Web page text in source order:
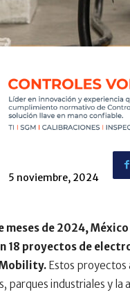
5 noviembre, 2024
meses de 2024,
18 proyectos de
Estos proyectos
parques industriales y